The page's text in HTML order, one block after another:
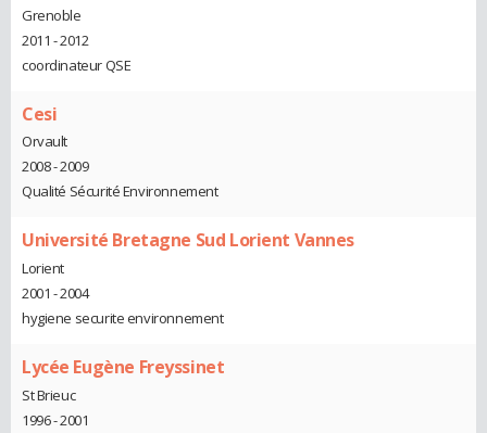
Grenoble
2011 - 2012
coordinateur QSE
Cesi
Orvault
2008 - 2009
Qualité Sécurité Environnement
Université Bretagne Sud Lorient Vannes
Lorient
2001 - 2004
hygiene securite environnement
Lycée Eugène Freyssinet
St Brieuc
1996 - 2001